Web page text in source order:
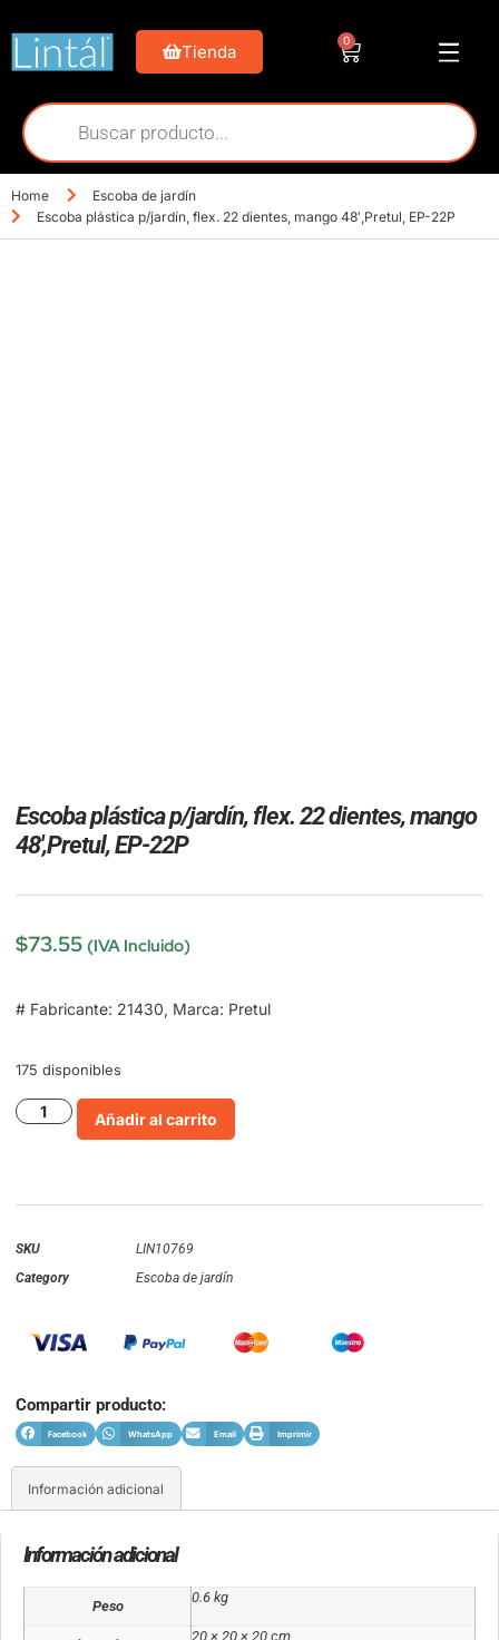
Tienda
0
Home
Escoba de jardín
Escoba plástica p/jardín, flex. 22 dientes, mango 48′,Pretul, EP-22P
Escoba plástica p/jardín, flex. 22 dientes, mango
48′,Pretul, EP-22P
$73.55 (IVA Incluido)
# Fabricante: 21430, Marca: Pretul
175 disponibles
Añadir al carrito
SKU
LIN10769
Category
Escoba de jardín
Compartir producto:
Facebook WhatsApp Email Imprimir
Información adicional
Información adicional
Peso
0.6 kg
20 × 20 × 20 cm